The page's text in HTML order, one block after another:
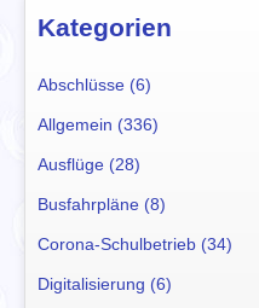
Kategorien
Abschlüsse (6)
Allgemein (336)
Ausflüge (28)
Busfahrpläne (8)
Corona-Schulbetrieb (34)
Digitalisierung (6)